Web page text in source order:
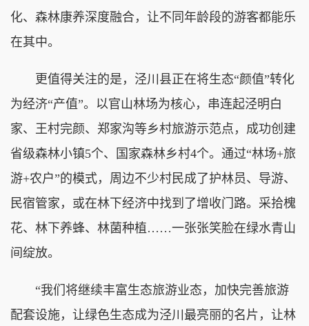
化、森林康养深度融合，让不同年龄段的游客都能乐
在其中。
更值得关注的是，泾川县正在将生态“颜值”转化
为经济“产值”。以官山林场为核心，串连起泾明白
家、王村完颜、郑家沟等乡村旅游示范点，成功创建
省级森林小镇5个、国家森林乡村4个。通过“林场+旅
游+农户”的模式，周边不少村民成了护林员、导游、
民宿管家，或在林下经济中找到了增收门路。采拾槐
花、林下养蜂、林菌种植……一张张笑脸在绿水青山
间绽放。
“我们将继续丰富生态旅游业态，加快完善旅游
配套设施，让绿色生态成为泾川最亮丽的名片，让林